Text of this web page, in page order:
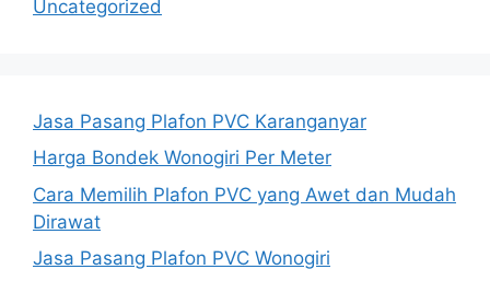
Uncategorized
Jasa Pasang Plafon PVC Karanganyar
Harga Bondek Wonogiri Per Meter
Cara Memilih Plafon PVC yang Awet dan Mudah
Dirawat
Jasa Pasang Plafon PVC Wonogiri